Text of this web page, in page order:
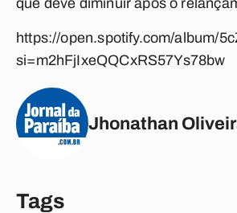
que deve diminuir após o
https://open.spotify.com/album/
si=m2hFjIxeQQCxRS57Ys78bw
Jhonathan
Tags